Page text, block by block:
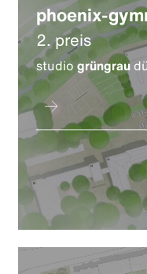
phoenix-
2. preis
studiogrüngrau